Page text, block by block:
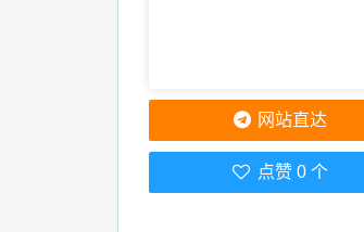
网站直达
点赞 0 个